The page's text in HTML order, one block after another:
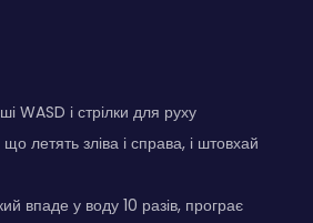
WASD і стрілки для руху
летять зліва і справа, і штовхай
впаде у воду 10 разів, програє